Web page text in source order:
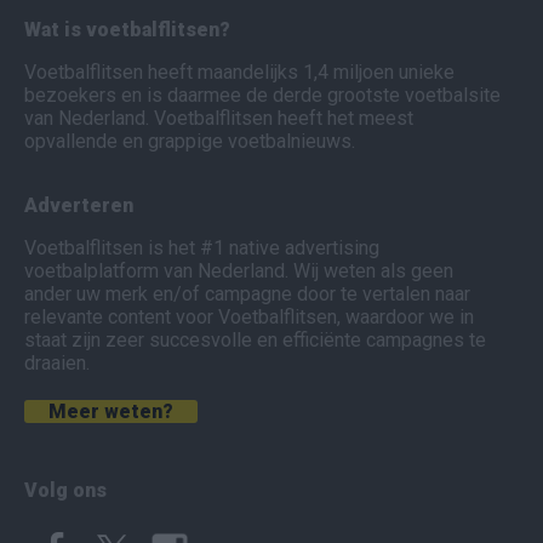
Wat is voetbalflitsen?
Voetbalflitsen heeft maandelijks 1,4 miljoen unieke
bezoekers en is daarmee de derde grootste voetbalsite
van Nederland. Voetbalflitsen heeft het meest
opvallende en grappige voetbalnieuws.
Adverteren
Voetbalflitsen is het #1 native advertising
voetbalplatform van Nederland. Wij weten als geen
ander uw merk en/of campagne door te vertalen naar
relevante content voor Voetbalflitsen, waardoor we in
staat zijn zeer succesvolle en efficiënte campagnes te
draaien.
Meer weten?
Volg ons